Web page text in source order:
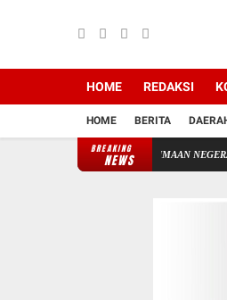
HOME REDAKSI
HOME BERITA
BREAKING
NEWS
MELALUI PENERIMAAN NEGERA BUKAN